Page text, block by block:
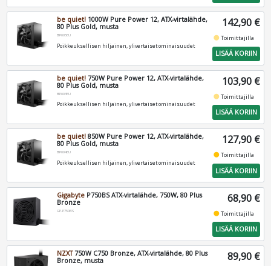
be quiet! 1000W Pure Power 12, ATX-virtalähde,
80 Plus Gold, musta
BP005EU
Poikkeuksellisen hiljainen, ylivertaiset ominaisuudet
142,90 €
fiber_manual_recordToimittajilla
LISÄÄ KORIIN
be quiet! 750W Pure Power 12, ATX-virtalähde,
80 Plus Gold, musta
BP003EU
Poikkeuksellisen hiljainen, ylivertaiset ominaisuudet
103,90 €
fiber_manual_recordToimittajilla
LISÄÄ KORIIN
be quiet! 850W Pure Power 12, ATX-virtalähde,
80 Plus Gold, musta
BP004EU
Poikkeuksellisen hiljainen, ylivertaiset ominaisuudet
127,90 €
fiber_manual_recordToimittajilla
LISÄÄ KORIIN
Gigabyte P750BS ATX-virtalähde, 750W, 80 Plus
Bronze
GP-P750BS
68,90 €
fiber_manual_recordToimittajilla
LISÄÄ KORIIN
NZXT750W C750 Bronze, ATX-virtalähde, 80 Plus
Bronze, musta
89,90 €